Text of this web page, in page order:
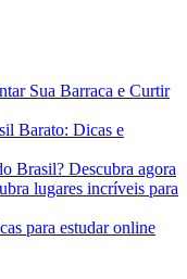
Sua Barraca e Curtir
Barato: Dicas e
Brasil? Descubra agora
lugares incríveis para
para estudar online